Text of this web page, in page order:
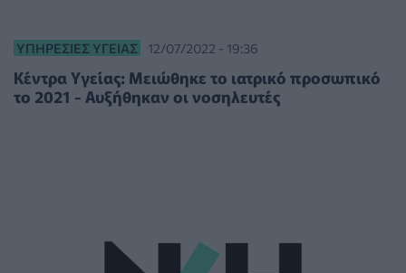
ΥΠΗΡΕΣΊΕΣ ΥΓΕΊΑΣ 12/07/2022 - 19:36
Κέντρα Υγείας: Μειώθηκε το ιατρικό προσωπικό
το 2021 - Αυξήθηκαν οι νοσηλευτές